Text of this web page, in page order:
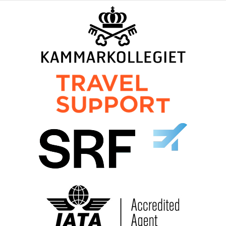
Jag samtycker till dataskyddspolicyn.
Läs vår dataskyddspolicy här »
*
info@norrteljeresebyra.se